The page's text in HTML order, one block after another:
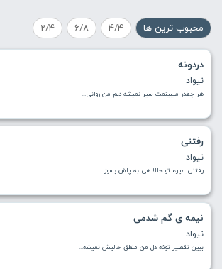
محبوب ترین ها 4/4
6/8
2/4
دردونه
نیواد
هر چقدر میبینمت سیر نمیشه دلم من روانی...
رفتنی
نیواد
رفتنی میره تو حالا هی به پاش بسوز...
نیمه ی گم شدمی
نیواد
ببین تقصیر توئه دل من منطق حالیش نمیشه...